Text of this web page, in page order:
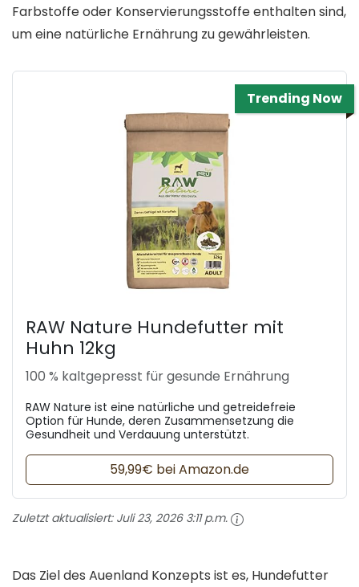
Farbstoffe oder Konservierungsstoffe enthalten sind,
um eine natürliche Ernährung zu gewährleisten.
Trending Now
RAW Nature Hundefutter mit
Huhn 12kg
100 % kaltgepresst für gesunde Ernährung
RAW Nature ist eine natürliche und getreidefreie
Option für Hunde, deren Zusammensetzung die
Gesundheit und Verdauung unterstützt.
59,99€ bei Amazon.de
Zuletzt aktualisiert: Juli 23, 2026 3:11 p.m.
Das Ziel des Auenland Konzepts ist es, Hundefutter